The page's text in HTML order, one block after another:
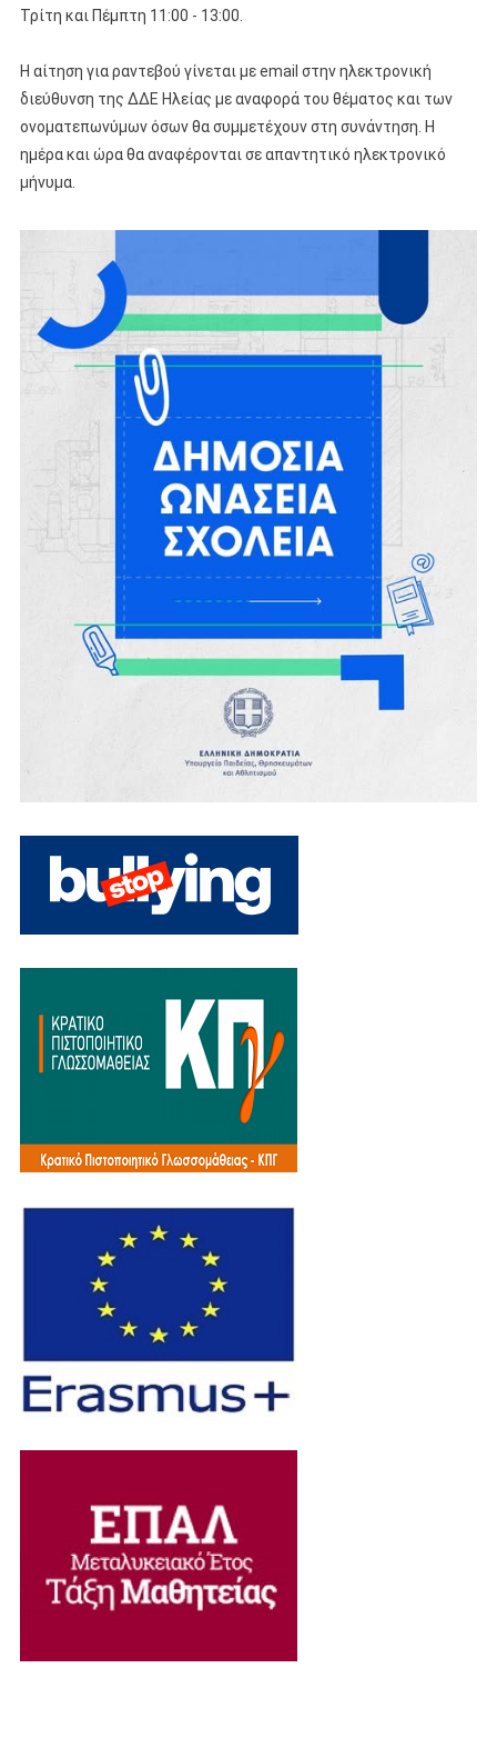
Τρίτη και Πέμπτη 11:00 - 13:00.
Η αίτηση για ραντεβού γίνεται με email στην ηλεκτρονική
διεύθυνση της ΔΔΕ Ηλείας με αναφορά του θέματος και των
ονοματεπωνύμων όσων θα συμμετέχουν στη συνάντηση. Η
ημέρα και ώρα θα αναφέρονται σε απαντητικό ηλεκτρονικό
μήνυμα.